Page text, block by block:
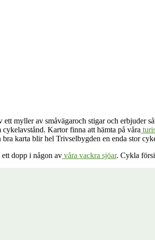
myller av småvägaroch stigar och erbjuder
Kartor finna att hämta på våra
karta blir hel Trivselbygden en enda stor
dopp i någon av våra vackra sjöar. Cykla